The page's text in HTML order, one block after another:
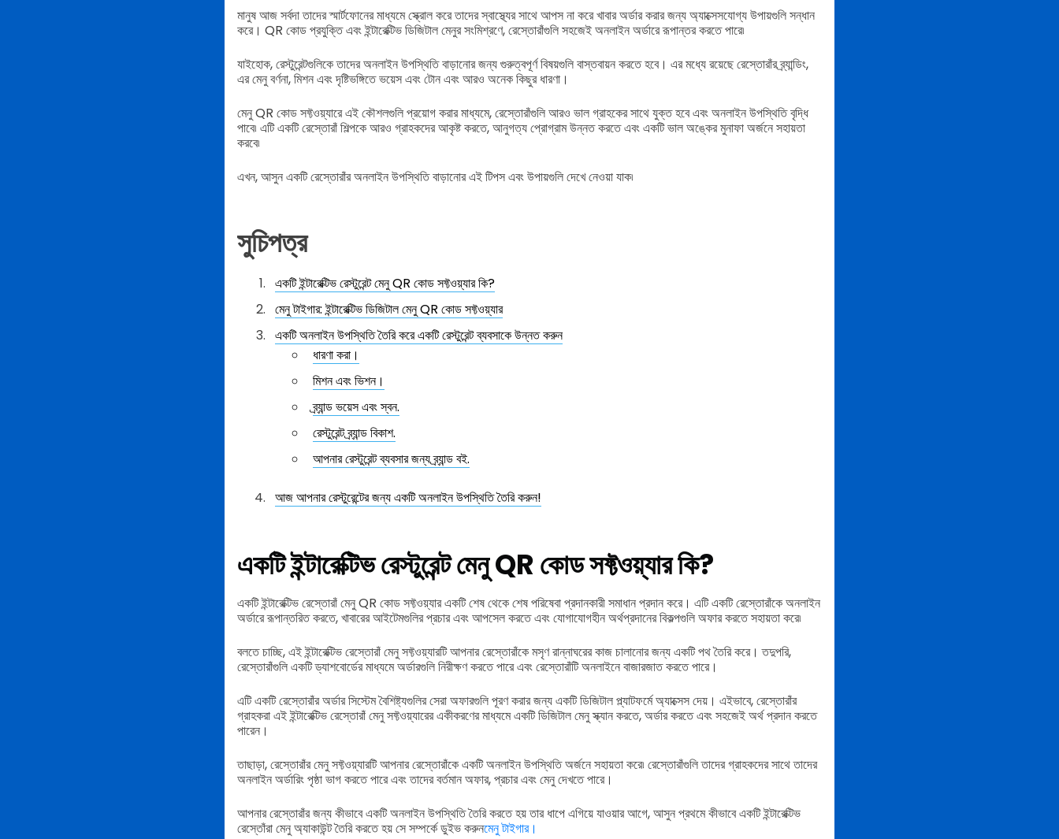
মানুষ আজ সর্বদা তাদের স্মার্টফোনের মাধ্যমে স্ক্রোল করে তাদের স্বাস্থ্যের সাথে আপস না করে খাবার অর্ডার করার জন্য অ্যাক্সেসযোগ্য উপায়গুলি সন্ধান
করে। QR কোড প্রযুক্তি এবং ইন্টারেক্টিভ ডিজিটাল মেনুর সংমিশ্রণে,রেস্তোরাঁগুলি সহজেই অনলাইন অর্ডারে রূপান্তর করতে পারে৷
যাইহোক, রেস্টুরেন্টগুলিকে তাদের অনলাইন উপস্থিতি বাড়ানোর জন্য গুরুত্বপূর্ণ বিষয়গুলি বাস্তবায়ন করতে হবে। এর মধ্যে রয়েছে রেস্তোরাঁর ব্র্যান্ডিং,
এর মেনু বর্ণনা, মিশন এবং দৃষ্টিভঙ্গিতে ভয়েস এবং টোন এবং আরও অনেক কিছুর ধারণা।
মেনু QR কোড সফ্টওয়্যারে এই কৌশলগুলি প্রয়োগ করার মাধ্যমে, রেস্তোরাঁগুলি আরও ভাল গ্রাহকের সাথে যুক্ত হবে এবং অনলাইন উপস্থিতি বৃদ্ধি
পাবে৷ এটি একটি রেস্তোরাঁ শিল্পকে আরও গ্রাহকদের আকৃষ্ট করতে, আনুগত্য প্রোগ্রাম উন্নত করতে এবং একটি ভাল অঙ্কের মুনাফা অর্জনে সহায়তা
করবে৷
এখন, আসুন একটি রেস্তোরাঁর অনলাইন উপস্থিতি বাড়ানোর এই টিপস এবং উপায়গুলি দেখে নেওয়া যাক৷
সুচিপত্র
একটি ইন্টারেক্টিভ রেস্টুরেন্ট মেনু QR কোড সফ্টওয়্যার কি?
মেনু টাইগার: ইন্টারেক্টিভ ডিজিটাল মেনু QR কোড সফ্টওয়্যার
একটি অনলাইন উপস্থিতি তৈরি করে একটি রেস্টুরেন্ট ব্যবসাকে উন্নত করুন
ধারণা করা।
মিশন এবং ভিশন।
ব্র্যান্ড ভয়েস এবং স্বন.
রেস্টুরেন্ট ব্র্যান্ড বিকাশ.
আপনার রেস্টুরেন্ট ব্যবসার জন্য ব্র্যান্ড বই.
আজ আপনার রেস্টুরেন্টের জন্য একটি অনলাইন উপস্থিতি তৈরি করুন!
একটি ইন্টারেক্টিভ রেস্টুরেন্ট মেনু QR কোড সফ্টওয়্যার কি?
একটি ইন্টারেক্টিভ রেস্তোরাঁ মেনু QR কোড সফ্টওয়্যার একটি শেষ থেকে শেষ পরিষেবা প্রদানকারী সমাধান প্রদান করে। এটি একটি রেস্তোরাঁকে অনলাইন
অর্ডারে রূপান্তরিত করতে, খাবারের আইটেমগুলির প্রচার এবং আপসেল করতে এবং যোগাযোগহীন অর্থপ্রদানের বিকল্পগুলি অফার করতে সহায়তা করে৷
বলতে চাচ্ছি, এই ইন্টারেক্টিভ রেস্তোরাঁ মেনু সফ্টওয়্যারটি আপনার রেস্তোরাঁকে মসৃণ রান্নাঘরের কাজ চালানোর জন্য একটি পথ তৈরি করে। তদুপরি,
রেস্তোরাঁগুলি একটি ড্যাশবোর্ডের মাধ্যমে অর্ডারগুলি নিরীক্ষণ করতে পারে এবং রেস্তোরাঁটি অনলাইনে বাজারজাত করতে পারে।
এটি একটি রেস্তোরাঁর অর্ডার সিস্টেম বৈশিষ্ট্যগুলির সেরা অফারগুলি পূরণ করার জন্য একটি ডিজিটাল প্ল্যাটফর্মে অ্যাক্সেস দেয়। এইভাবে, রেস্তোরাঁর
গ্রাহকরা এই ইন্টারেক্টিভ রেস্তোরাঁ মেনু সফ্টওয়্যারের একীকরণের মাধ্যমে একটি ডিজিটাল মেনু স্ক্যান করতে, অর্ডার করতে এবং সহজেই অর্থ প্রদান করতে
পারেন।
তাছাড়া, রেস্তোরাঁর মেনু সফ্টওয়্যারটি আপনার রেস্তোরাঁকে একটি অনলাইন উপস্থিতি অর্জনে সহায়তা করে৷ রেস্তোরাঁগুলি তাদের গ্রাহকদের সাথে তাদের
অনলাইন অর্ডারিং পৃষ্ঠা ভাগ করতে পারে এবং তাদের বর্তমান অফার, প্রচার এবং মেনু দেখতে পারে।
আপনার রেস্তোরাঁর জন্য কীভাবে একটি অনলাইন উপস্থিতি তৈরি করতে হয় তার ধাপে এগিয়ে যাওয়ার আগে, আসুন প্রথমে কীভাবে একটি ইন্টারেক্টিভ
রেস্তোঁরা মেনু অ্যাকাউন্ট তৈরি করতে হয় সে সম্পর্কে ডুইভ করুনমেনু টাইগার।